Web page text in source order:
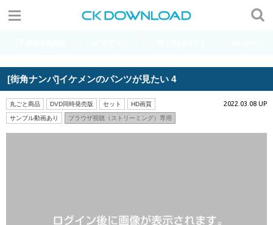
[街角ナンパ]イケメンのパンツが見たい 4
丸ごと商品 DVD同時発売版 セット HD画質
サンプル動画あり ブラウザ視聴（ストリーミング）専用
2022.03.08 UP